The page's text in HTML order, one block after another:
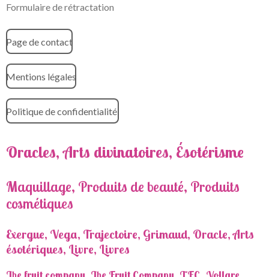
Formulaire de rétractation
Page de contact
Mentions légales
Politique de confidentialité
Oracles, Arts divinatoires, Ésotérisme
Maquillage, Produits de beauté, Produits
cosmétiques
Exergue, Vega, Trajectoire, Grimaud, Oracle, Arts
ésotériques, Livre, Livres